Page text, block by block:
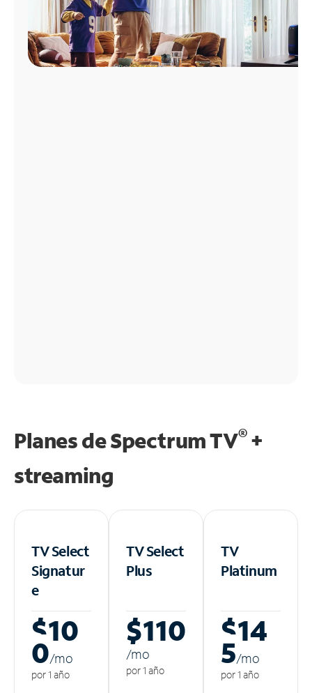
Planes de Spectrum TV®+
streaming
TV Select
Signatur
e
$10
0/mo
por 1 año
TV Select
Plus
$110
/mo
por 1 año
TV
Platinum
$14
5/mo
por 1 año